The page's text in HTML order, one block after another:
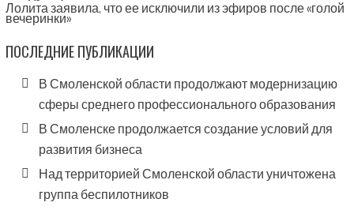
Лолита заявила, что ее исключили из эфиров после «голой
вечеринки»
ПОСЛЕДНИЕ ПУБЛИКАЦИИ
В Смоленской области продолжают модернизацию
сферы среднего профессионального образования
В Смоленске продолжается создание условий для
развития бизнеса
Над территорией Смоленской области уничтожена
группа беспилотников